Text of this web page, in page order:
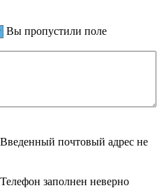
Вы пропустили поле
Введенный почтовый адрес не
Телефон заполнен неверно